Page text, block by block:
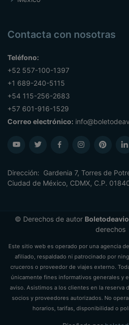
Contacta con nosotras
Teléfono:
+52 557-100-1397
+1 689-240-5115
+54 115-256-2683
+57 601-916-1529
Correo electrónico:
Dirección: Gardenia 7, Torres de
Ciudad de México, CDMX, C.P.
© Derechos de autor
derechos
Este sitio web es operado por una agencia
afiliado, respaldado ni patrocinado por
cruceros o proveedor de viajes externo.
únicamente fines informativos generales y
aviso. Asistimos a los clientes en la reserva
socios y proveedores autorizados. No
horarios, tarifas, disponibilidad o